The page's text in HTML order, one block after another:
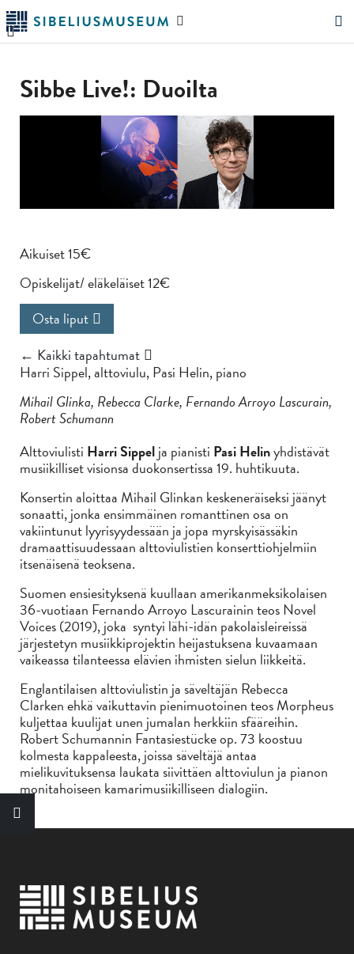
Siirry
pääsisältöön
Hae
Sibbe Live!: Duoilta
Aikuiset 15€
Opiskelijat/ eläkeläiset 12€
Osta liput
← Kaikki tapahtumat
Harri Sippel, alttoviulu, Pasi Helin, piano
Mihail Glinka, Rebecca Clarke, Fernando Arroyo Lascurain,
Robert Schumann
Alttoviulisti Harri Sippelja pianisti Pasi Helinyhdistävät
musiikilliset visionsa duokonsertissa 19. huhtikuuta.
Konsertin aloittaa Mihail Glinkan keskeneräiseksi jäänyt
sonaatti, jonka ensimmäinen romanttinen osa on
vakiintunut lyyrisyydessään ja jopa myrskyisässäkin
dramaattisuudessaan alttoviulistien konserttiohjelmiin
itsenäisenä teoksena.
Suomen ensiesityksenä kuullaan amerikanmeksikolaisen
36-vuotiaan Fernando Arroyo Lascurainin teos Novel
Voices (2019), joka syntyi lähi-idän pakolaisleireissä
järjestetyn musiikkiprojektin heijastuksena kuvaamaan
vaikeassa tilanteessa elävien ihmisten sielun liikkeitä.
Englantilaisen alttoviulistin ja säveltäjän Rebecca
Clarken ehkä vaikuttavin pienimuotoinen teos Morpheus
kuljettaa kuulijat unen jumalan herkkiin sfääreihin.
Robert Schumannin Fantasiestücke op. 73 koostuu
kolmesta kappaleesta, joissa säveltäjä antaa
mielikuvituksensa laukata siivittäen alttoviulun ja pianon
monitahoiseen kamarimusiikilliseen dialogiin.